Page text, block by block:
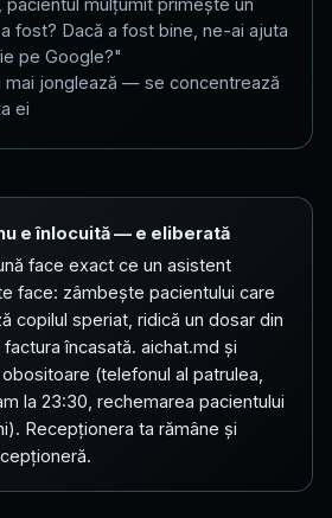
pacientul mulțumit primește un
fost? Dacă a fost bine, ne-ai ajuta
pe Google?"
mai jonglează — se concentrează
ei
e înlocuită — e eliberată
face exact ce un asistent
face: zâmbește pacientului care
copilul speriat, ridică un dosar din
încasată. aichat.md și
obositoare (telefonul al patrulea,
la 23:30, rechemarea pacientului
Recepționera ta rămâne și